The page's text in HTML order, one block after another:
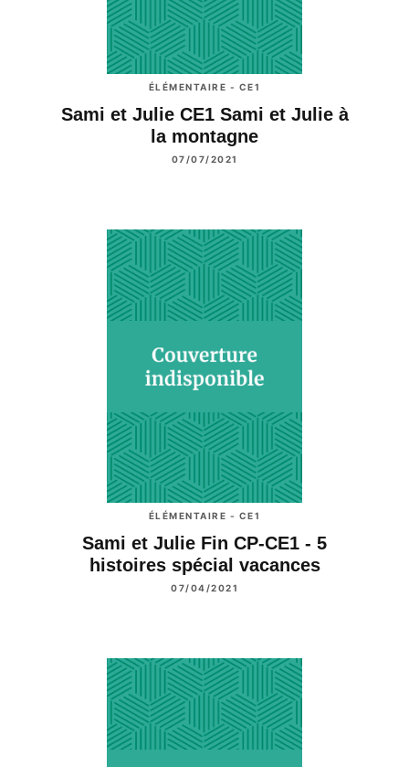
ÉLÉMENTAIRE - CE1
Sami et Julie CE1 Sami et Julie à
la montagne
07/07/2021
ÉLÉMENTAIRE - CE1
Sami et Julie Fin CP-CE1 - 5
histoires spécial vacances
07/04/2021